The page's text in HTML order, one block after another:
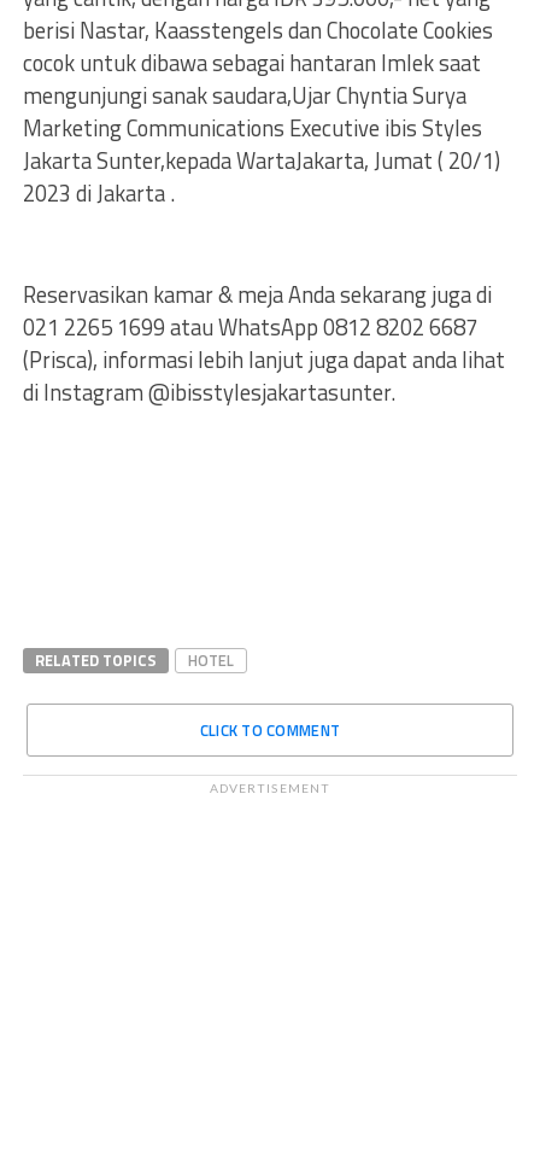
berisi Nastar, Kaasstengels dan Chocolate Cookies
cocok untuk dibawa sebagai hantaran Imlek saat
mengunjungi sanak saudara,Ujar Chyntia Surya
Marketing Communications Executive ibis Styles
Jakarta Sunter,kepada WartaJakarta, Jumat ( 20/1)
2023 di Jakarta .
Reservasikan kamar & meja Anda sekarang juga di
021 2265 1699 atau WhatsApp 0812 8202 6687
(Prisca), informasi lebih lanjut juga dapat anda lihat
di Instagram @ibisstylesjakartasunter.
RELATED TOPICS HOTEL
CLICK TO COMMENT
ADVERTISEMENT